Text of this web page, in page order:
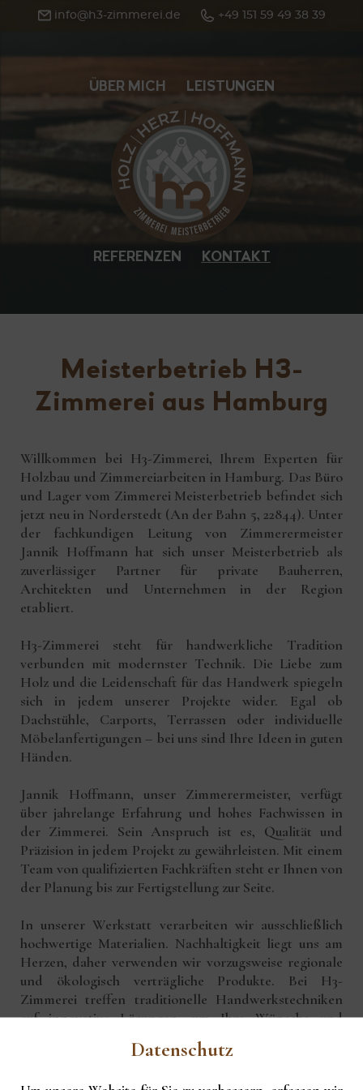
info@h3-zimmerei.de +49 151 59 49 38 39
ÜBER MICH LEISTUNGEN
HOME
REFERENZEN KONTAKT
Meisterbetrieb H3-
Zimmerei aus Hamburg
Willkommen bei H3-Zimmerei, Ihrem Experten für
Holzbau und Zimmereiarbeiten in Hamburg. Das Büro
und Lager vom Zimmerei Meisterbetrieb befindet sich
jetzt neu in Norderstedt (An der Bahn 5, 22844). Unter
der fachkundigen Leitung von Zimmerermeister
Jannik Hoffmann hat sich unser Meisterbetrieb als
zuverlässiger Partner für private Bauherren,
Architekten und Unternehmen in der Region
etabliert.
H3-Zimmerei steht für handwerkliche Tradition
verbunden mit modernster Technik. Die Liebe zum
Holz und die Leidenschaft für das Handwerk spiegeln
sich in jedem unserer Projekte wider. Egal ob
Dachstühle, Carports, Terrassen oder individuelle
Möbelanfertigungen – bei uns sind Ihre Ideen in guten
Händen.
Jannik Hoffmann, unser Zimmerermeister, verfügt
über jahrelange Erfahrung und hohes Fachwissen in
der Zimmerei. Sein Anspruch ist es, Qualität und
Präzision in jedem Projekt zu gewährleisten. Mit einem
Team von qualifizierten Fachkräften steht er Ihnen von
der Planung bis zur Fertigstellung zur Seite.
In unserer Werkstatt verarbeiten wir ausschließlich
hochwertige Materialien. Nachhaltigkeit liegt uns am
Herzen, daher verwenden wir vorzugsweise regionale
und ökologisch verträgliche Produkte. Bei H3-
Zimmerei treffen traditionelle Handwerkstechniken
auf innovative Lösungen, um Ihre Wünsche und
Anforderungen optimal umzusetzen.
Datenschutz